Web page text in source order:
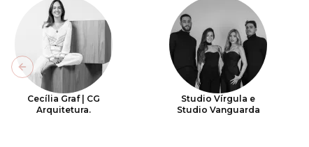
Cecília Graf | CG
Arquitetura.
Studio Vírgula e
Studio Vanguarda
Previous slide